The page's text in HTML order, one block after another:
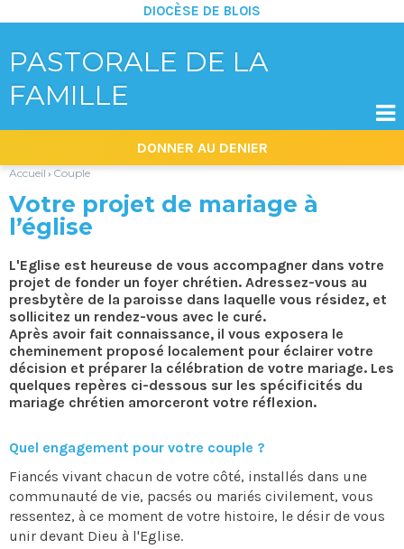
PASTORALE DE LA
FAMILLE
DIOCÈSE DE BLOIS
|
Aller
navigation
DONNER AU DENIER

Accueil › Couple
Votre projet de mariage à
l’église
L'Eglise est heureuse de vous accompagner dans votre
projet de fonder un foyer chrétien. Adressez-vous au
presbytère de la paroisse dans laquelle vous résidez, et
sollicitez un rendez-vous avec le curé.
Après avoir fait connaissance, il vous exposera le
cheminement proposé localement pour éclairer votre
décision et préparer la célébration de votre mariage. Les
quelques repères ci-dessous sur les spécificités du
mariage chrétien amorceront votre réflexion.
Quel engagement pour votre couple ?
Fiancés vivant chacun de votre côté, installés dans une
communauté de vie, pacsés ou mariés civilement, vous
ressentez, à ce moment de votre histoire, le désir de vous
unir devant Dieu à l'Eglise.